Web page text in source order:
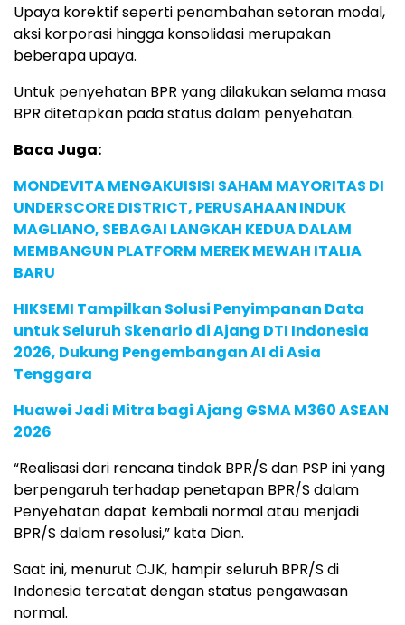
Upaya korektif seperti penambahan setoran modal,
aksi korporasi hingga konsolidasi merupakan
beberapa upaya.
Untuk penyehatan BPR yang dilakukan selama masa
BPR ditetapkan pada status dalam penyehatan.
Baca Juga:
MONDEVITA MENGAKUISISI SAHAM MAYORITAS DI
UNDERSCORE DISTRICT, PERUSAHAAN INDUK
MAGLIANO, SEBAGAI LANGKAH KEDUA DALAM
MEMBANGUN PLATFORM MEREK MEWAH ITALIA
BARU
HIKSEMI Tampilkan Solusi Penyimpanan Data
untuk Seluruh Skenario di Ajang DTI Indonesia
2026, Dukung Pengembangan AI di Asia
Tenggara
Huawei Jadi Mitra bagi Ajang GSMA M360 ASEAN
2026
“Realisasi dari rencana tindak BPR/S dan PSP ini yang
berpengaruh terhadap penetapan BPR/S dalam
Penyehatan dapat kembali normal atau menjadi
BPR/S dalam resolusi,” kata Dian.
Saat ini, menurut OJK, hampir seluruh BPR/S di
Indonesia tercatat dengan status pengawasan
normal.